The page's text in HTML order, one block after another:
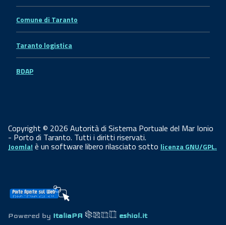
Comune di Taranto
Taranto logistica
BDAP
Copyright © 2026 Autorità di Sistema Portuale del Mar Ionio
- Porto di Taranto. Tutti i diritti riservati.
Joomla! è un software libero rilasciato sotto licenza GNU/GPL.
Powered by ItaliaPA eshiol.it